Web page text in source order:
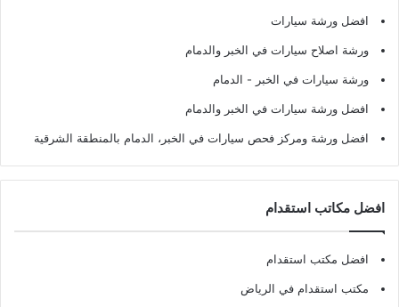
افضل ورشة سيارات
ورشة اصلاح سيارات في الخبر والدمام
ورشة سيارات في الخبر - الدمام
افضل ورشة سيارات في الخبر والدمام
افضل ورشة ومركز فحص سيارات في الخبر، الدمام بالمنطقة الشرقية
افضل مكاتب استقدام
افضل مكتب استقدام
مكتب استقدام في الرياض